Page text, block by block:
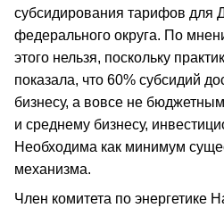
субсидирования тарифов для
федерального округа. По
этого нельзя, поскольку
показала, что 60% субсидий
бизнесу, а вовсе не
и среднему бизнесу,
Необходима как минимум
механизма.
Член комитета по энергетике